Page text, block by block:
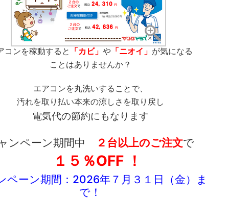
コンを稼動すると 「カビ」 や「ニオイ」 が気になる
ことはありませんか？
エアコンを丸洗いすることで、
汚れを取り払い本来の涼しさを取り戻し
電気代の節約にもなります
ンペーン期間中 ２台以上のご注文で
１５％OFF ！
ペーン期間：2026年７月３１日（金）ま
で！